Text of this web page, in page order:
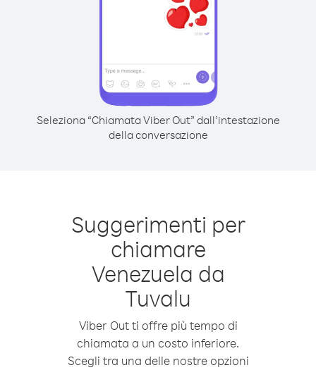
Seleziona “Chiamata Viber Out” dall’intestazione
della conversazione
Suggerimenti per
chiamare
Venezuela da
Tuvalu
Viber Out ti offre più tempo di
chiamata a un costo inferiore.
Scegli tra una delle nostre opzioni